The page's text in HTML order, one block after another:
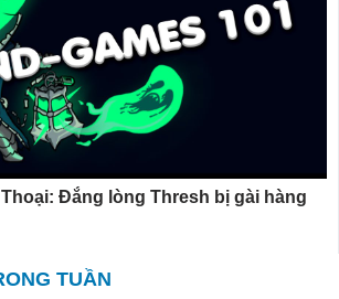
Đắng lòng Thresh bị gài hàng
TUẦN